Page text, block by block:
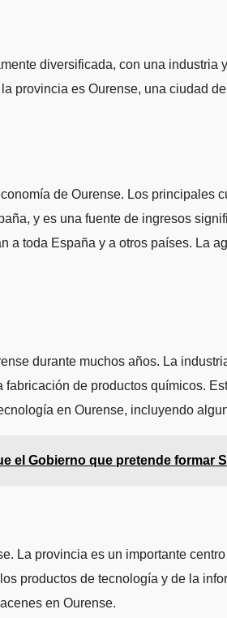
diversificada, con una
provincia es Ourense, una ciudad
de Ourense. Los
y es una fuente de ingresos
a toda España y a otros países. La
durante muchos años. La
de productos químicos.
en Ourense, incluyendo
el Gobierno que pretende formar
La provincia es un importante
productos de tecnología y de la
en Ourense.